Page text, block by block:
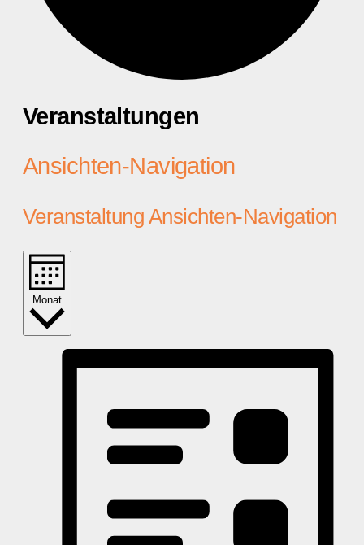
Veranstaltungen
Ansichten-Navigation
Veranstaltung Ansichten-Navigation
Monat